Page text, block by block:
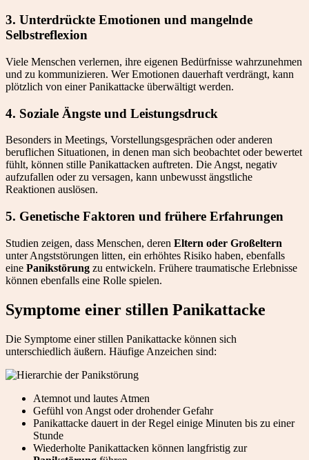
3. Unterdrückte Emotionen und mangelnde
Selbstreflexion
Viele Menschen verlernen, ihre eigenen Bedürfnisse wahrzunehmen
und zu kommunizieren. Wer Emotionen dauerhaft verdrängt, kann
plötzlich von einer Panikattacke überwältigt werden.
4. Soziale Ängste und Leistungsdruck
Besonders in Meetings, Vorstellungsgesprächen oder anderen
beruflichen Situationen, in denen man sich beobachtet oder bewertet
fühlt, können stille Panikattacken auftreten. Die Angst, negativ
aufzufallen oder zu versagen, kann unbewusst ängstliche
Reaktionen auslösen.
5. Genetische Faktoren und frühere Erfahrungen
Studien zeigen, dass Menschen, deren Eltern oder Großeltern
unter Angststörungen litten, ein erhöhtes Risiko haben, ebenfalls
eine Panikstörung zu entwickeln. Frühere traumatische Erlebnisse
können ebenfalls eine Rolle spielen.
Symptome einer stillen Panikattacke
Die Symptome einer stillen Panikattacke können sich
unterschiedlich äußern. Häufige Anzeichen sind:
Atemnot und lautes Atmen
Gefühl von Angst oder drohender Gefahr
Panikattacke dauert in der Regel einige Minuten bis zu einer
Stunde
Wiederholte Panikattacken können langfristig zur